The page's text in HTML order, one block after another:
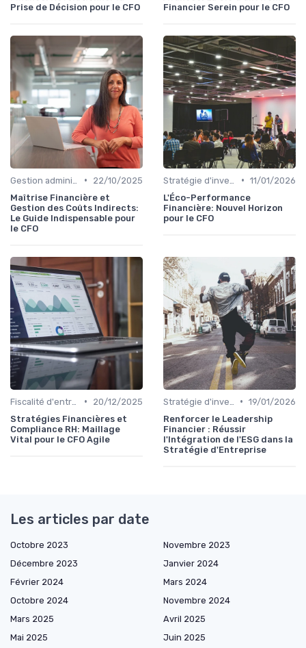
Prise de Décision pour le CFO
Financier Serein pour le CFO
•
22/10/2025
Maîtrise Financière et
Gestion des Coûts Indirects:
Le Guide Indispensable pour
le CFO
• 11/01/2026
L'Éco-Performance
Financière: Nouvel Horizon
pour le CFO
•
20/12/2025
Stratégies Financières et
Compliance RH: Maillage
Vital pour le CFO Agile
• 19/01/2026
Renforcer le Leadership
Financier : Réussir
l'Intégration de l'ESG dans la
Stratégie d'Entreprise
Les articles par date
Octobre 2023
Novembre 2023
Décembre 2023
Janvier 2024
Février 2024
Mars 2024
Octobre 2024
Novembre 2024
Mars 2025
Avril 2025
Mai 2025
Juin 2025